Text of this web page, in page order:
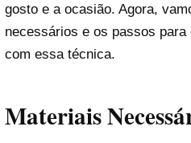
gosto e a ocasião. Agora,
necessários e os passos
com essa técnica.
Materiais